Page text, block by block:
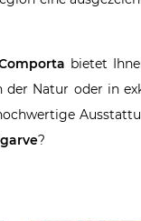
bietet
Natur oder in
?